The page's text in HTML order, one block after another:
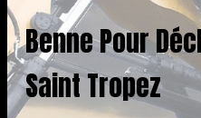
Benne Pour
Saint Tropez